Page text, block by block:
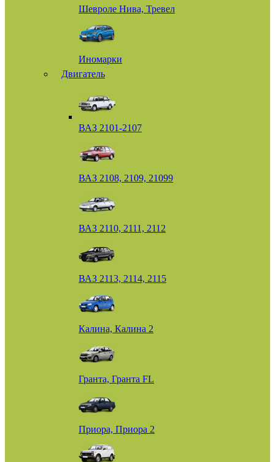
Шевроле Нива, Тревел
Иномарки
Двигатель
ВАЗ 2101-2107
ВАЗ 2108, 2109, 21099
ВАЗ 2110, 2111, 2112
ВАЗ 2113, 2114, 2115
Калина, Калина 2
Гранта, Гранта FL
Приора, Приора 2